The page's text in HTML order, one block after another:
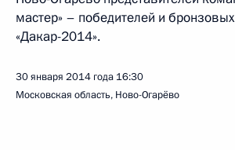
мастер» – победителей и
«Дакар-2014».
30 января 2014 года 16:30
Московская область, Ново-Огарёво